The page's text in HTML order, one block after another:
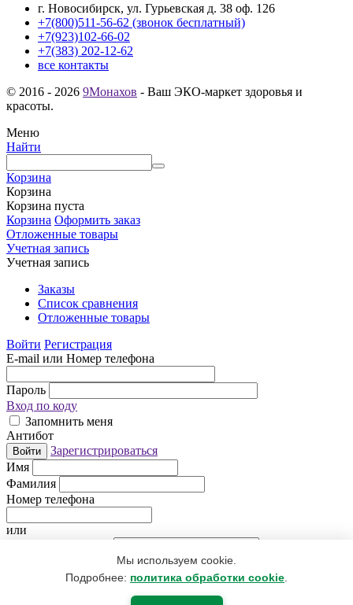
Мы используем cookie.
Подробнее: политика обработки cookie
г. Новосибирск, ул. Гурьевская д. 38 оф. 126
+7(800)511-56-62 (звонок бесплатный)
+7(923)102-66-02
+7(383) 202-12-62
все контакты
© 2016 - 2026 9Монахов - Ваш ЭКО-маркет здоровья и
красоты.
Меню
Найти
Корзина
Корзина
Корзина пуста
Корзина Оформить заказ
Отложенные товары
Учетная запись
Учетная запись
Заказы
Список сравнения
Отложенные товары
Войти Регистрация
E-mail или Номер телефона
Пароль
Вход по коду
Запомнить меня
Антибот
Войти
Зарегистрироваться
Имя
Фамилия
Номер телефона
или